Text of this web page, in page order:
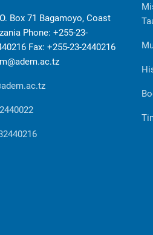
Box 71 Bagamoyo, Coast
Phone: +255-23-
Fax: +255-23-2440216